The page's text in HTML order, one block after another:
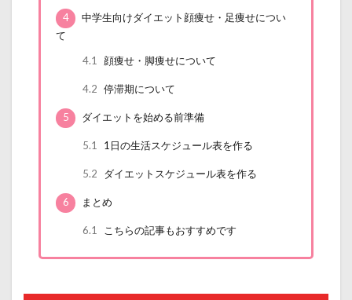
4
中学生向けダイエット顔痩せ・足痩せについ
て
4.1
顔痩せ・脚痩せについて
4.2 停滞期について
5 ダイエットを始める前準備
5.1 1日の生活スケジュール表を作る
5.2 ダイエットスケジュール表を作る
6 まとめ
6.1 こちらの記事もおすすめです